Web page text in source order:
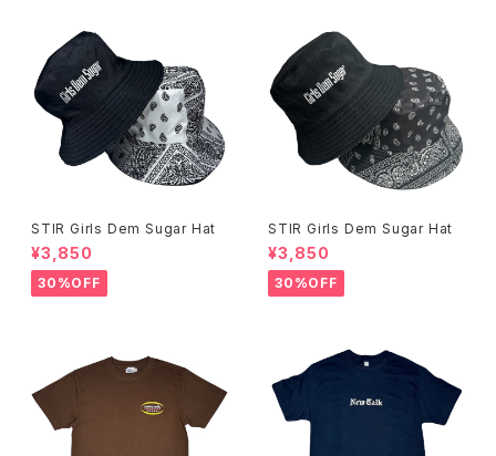
STIR Girls Dem Sugar Hat
¥3,850
30%OFF
STIR Girls Dem Sugar Hat
¥3,850
30%OFF